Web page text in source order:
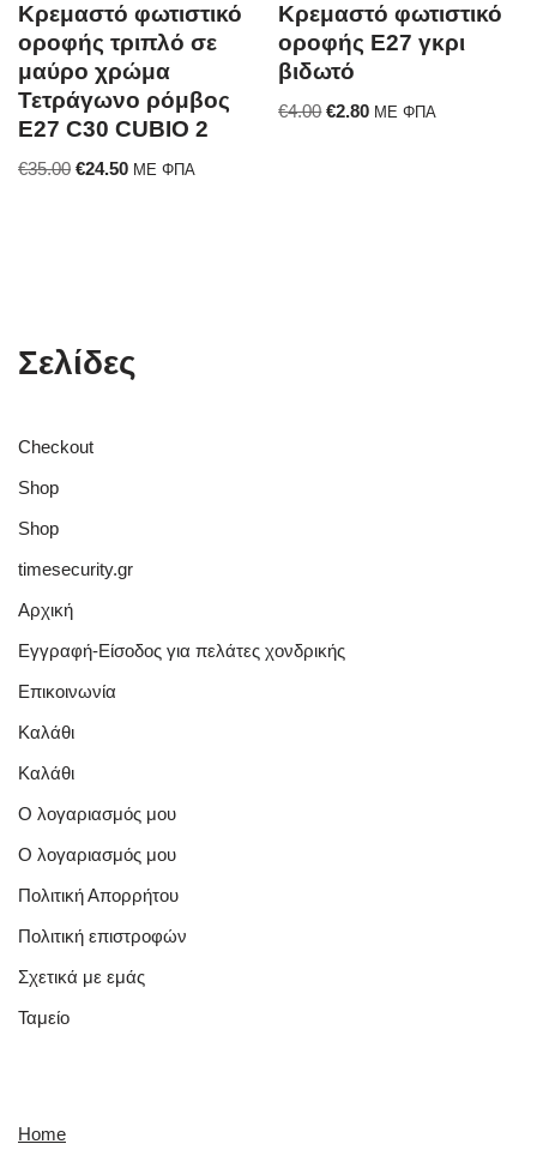
Κρεμαστό φωτιστικό
οροφής τριπλό σε
μαύρο χρώμα
Τετράγωνο ρόμβος
E27 C30 CUBIO 2
€35.00 €24.50 ΜΕ ΦΠΑ
Κρεμαστό φωτιστικό
οροφής Ε27 γκρι
βιδωτό
€4.00 €2.80 ΜΕ ΦΠΑ
Σελίδες
Checkout
Shop
Shop
timesecurity.gr
Αρχική
Εγγραφή-Είσοδος για πελάτες χονδρικής
Επικοινωνία
Καλάθι
Καλάθι
Ο λογαριασμός μου
Ο λογαριασμός μου
Πολιτική Απορρήτου
Πολιτική επιστροφών
Σχετικά με εμάς
Ταμείο
Home